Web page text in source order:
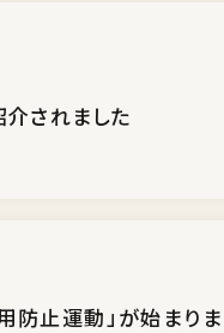
されました
防止運動」が始まりま